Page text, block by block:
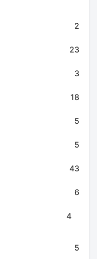
2
23
3
18
5
5
43
6
4
5